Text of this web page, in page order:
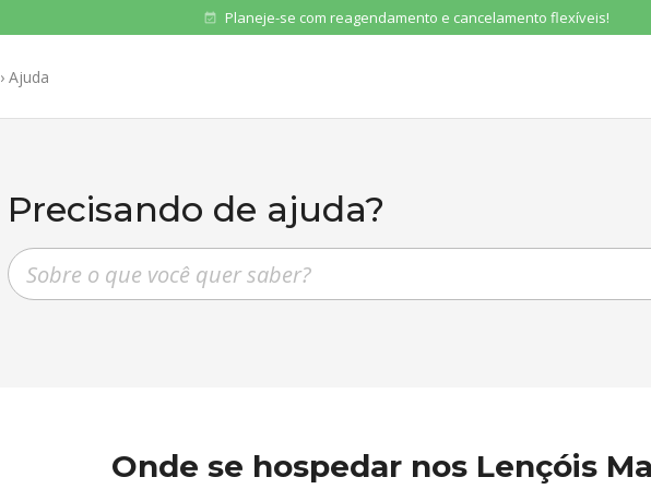
event_available Planeje-se com reagendamento e cancelamento flexíveis!
› Ajuda
Precisando de ajuda?
Pesquisar perguntas frequentes
Onde se hospedar nos Lençóis